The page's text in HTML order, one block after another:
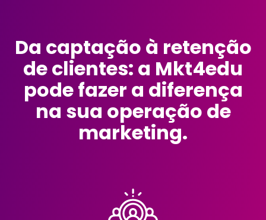
Da captação à retenção
de clientes: a Mkt4edu
pode fazer a diferença
na sua operação de
marketing.